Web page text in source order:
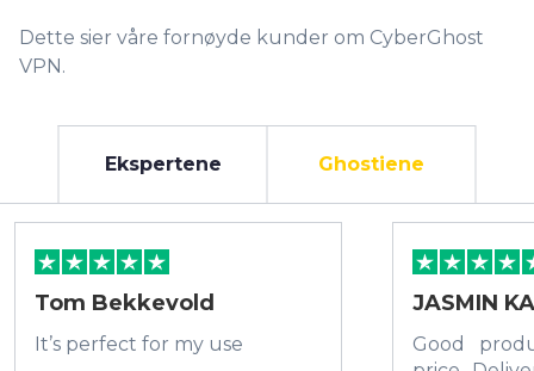
Dette sier våre fornøyde kunder om CyberGhost
VPN.
Ekspertene Ghostiene
Tom Bekkevold
It’s perfect for my use
JASMIN
Good